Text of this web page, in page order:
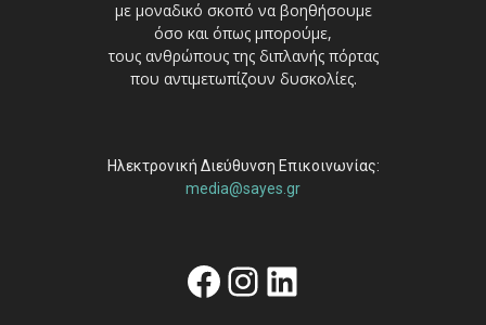
με μοναδικό σκοπό να βοηθήσουμε
όσο και όπως μπορούμε,
τους ανθρώπους της διπλανής πόρτας
που αντιμετωπίζουν δυσκολίες.
Ηλεκτρονική Διεύθυνση Επικοινωνίας:
media@sayes.gr
Facebook
Instagram
Linkedin